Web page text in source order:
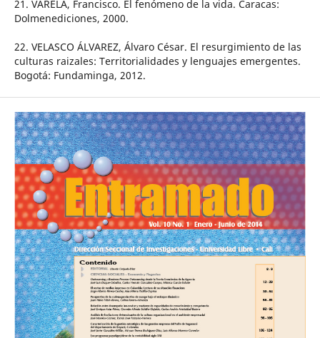
21. VARELA, Francisco. El fenómeno de la vida. Caracas:
Dolmenediciones, 2000.
22. VELASCO ÁLVAREZ, Álvaro César. El resurgimiento de las
culturas raizales: Territorialidades y lenguajes emergentes.
Bogotá: Fundaminga, 2012.